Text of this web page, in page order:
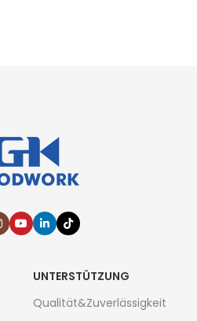
UNTERSTÜTZUNG
Qualität&Zuverlässigkeit